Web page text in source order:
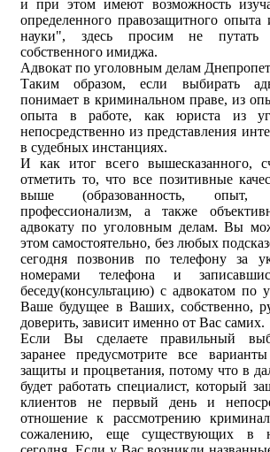
и при этом имеют возможность
определенного правозащитного опыта
науки", здесь просим не
собственного имиджа.
Адвокат по уголовным делам
Таким образом, если выбирать
понимает в криминальном праве, из
опыта в работе, как юриста из
непосредственно из представления
в судебных инстанциях.
И как итог всего вышесказанного,
отметить то, что все позитивные
выше (образованность, опыт,
профессионализм, а также
адвокату по уголовным делам. Вы
этом самостоятельно, без любых
сегодня позвонив по телефону за
номерами телефона и
беседу(консультацию) с адвокатом по
Ваше будущее в Ваших, собственно,
доверить, зависит именно от Вас самих.
Если Вы сделаете правильный
заранее предусмотрите все
защиты и процветания, потому что в
будет работать специалист, который
клиентов не первый день и
отношение к рассмотрению
сожалению, еще существующих в